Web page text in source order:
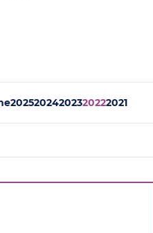
20252024202320222021